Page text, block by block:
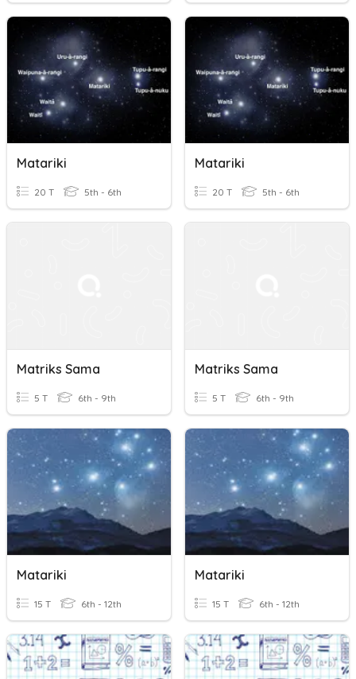
Matariki
20 T 5th - 6th
Matariki
20 T 5th - 6th
Matriks Sama
5 T 6th - 9th
Matriks Sama
5 T 6th - 9th
Matariki
15 T 6th - 12th
Matariki
15 T 6th - 12th